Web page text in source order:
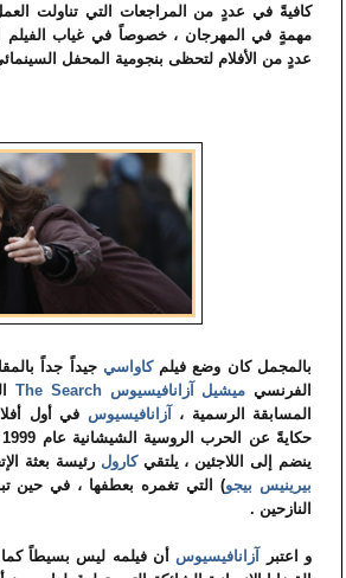
كافيةً في عددٍ من المراجعات التي تناولت
مهمةٍ في المهرجان ، خصوصاً في غياب الفيلم
عددٍ من الأفلام لتحظى بنجومية المحفل
بالمجمل كان وضع فيلمكاواسي جيداً جداً
الفرنسي ميشيل آزانافيسيوس The Search
المسابقة الرسمية ،
آزانافيسيوس في أول
ينضم إلى اللاجئين ، يلتقيكارول رئيسة بعثة
بيرينيس بيجو) التي تغمره بعطفها ، في حين
النازحين .
و اعتبر آزانافيسيوس أن فيلمه ليس بسيطاً كما